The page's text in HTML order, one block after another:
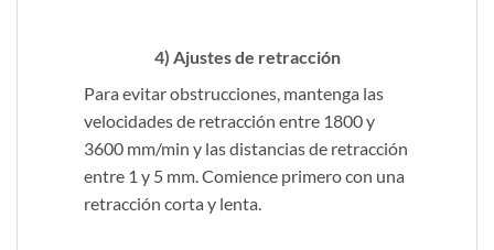
4) Ajustes de retracción
Para evitar obstrucciones, mantenga las
velocidades de retracción entre 1800 y
3600 mm/min y las distancias de retracción
entre 1 y 5 mm. Comience primero con una
retracción corta y lenta.